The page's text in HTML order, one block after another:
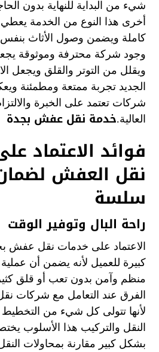
شيء من البداية للنهاية بدون
أخرى هذا النوع من الخدمة يعطي
كاملة ويضمن وصول الأثاث
وجود شركة محترفة وموثوقة
ويقلل من التوتر والقلق ويجعل
الجديد تجربة ممتعة ومطمئنة
شركات تعتمد على الخبرة
العالية.خدمة نقل عفش بجدة
فوائد الاعتماد
نقل العفش
سلسة
راحة البال وتوفير الوقت
الاعتماد على خدمات نقل عفش
كبيرة للعميل لأنه يضمن أن
منظم وآمن بدون تعب أو قلق
الفرق عند التعامل مع شركات
لأنها تتولى كل شيء من التخطيط
النقل والتركيب هذا الأسلوب
بشكل كبير مقارنة بمحاولات النقل